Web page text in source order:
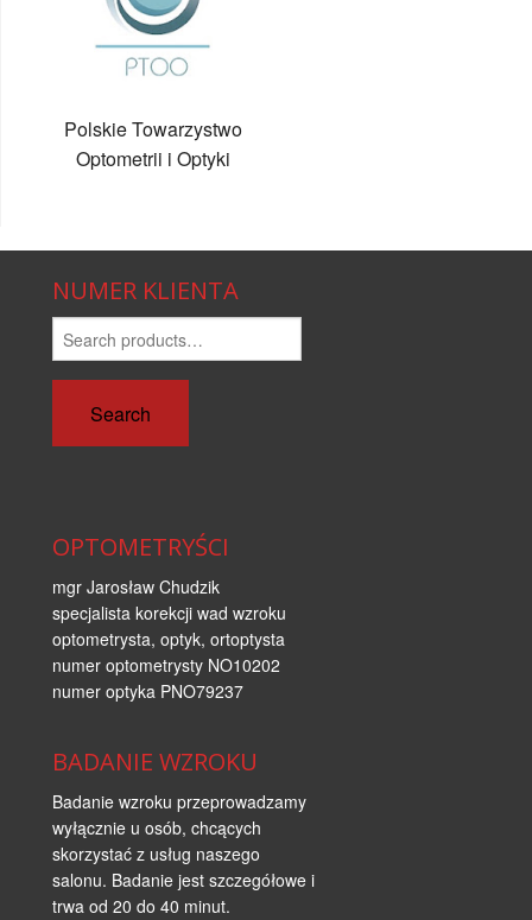
Polskie Towarzystwo
Optometrii i Optyki
NUMER KLIENTA
Search
for:
Search
OPTOMETRYŚCI
mgr Jarosław Chudzik
specjalista korekcji wad wzroku
optometrysta, optyk, ortoptysta
numer optometrysty NO10202
numer optyka PNO79237
BADANIE WZROKU
Badanie wzroku przeprowadzamy
wyłącznie u osób, chcących
skorzystać z usług naszego
salonu. Badanie jest szczegółowe i
trwa od 20 do 40 minut.